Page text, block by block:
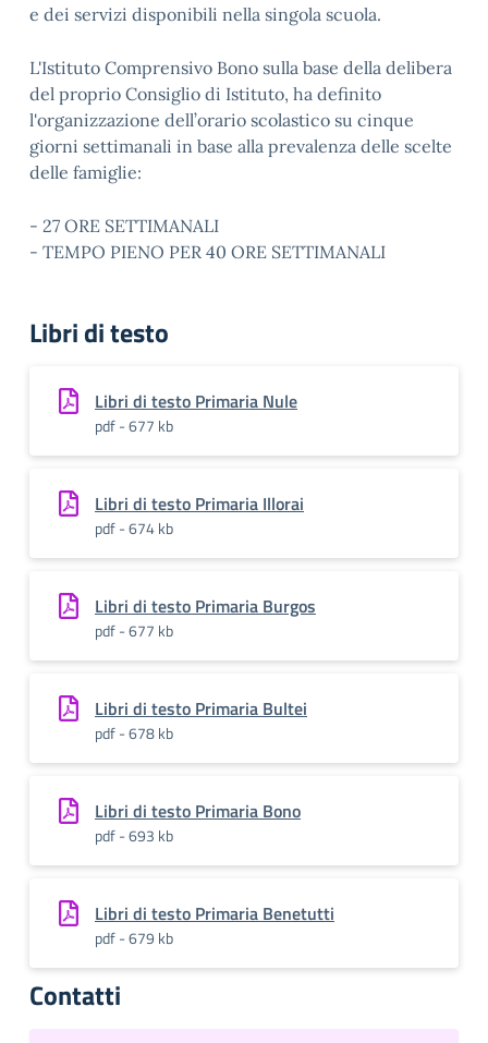
e dei servizi disponibili nella singola scuola.
L'Istituto Comprensivo Bono sulla base della delibera
del proprio Consiglio di Istituto, ha definito
l'organizzazione dell’orario scolastico su cinque
giorni settimanali in base alla prevalenza delle scelte
delle famiglie:
- 27 ORE SETTIMANALI
- TEMPO PIENO PER 40 ORE SETTIMANALI
Libri di testo
Libri di testo Primaria Nule
pdf - 677 kb
Libri di testo Primaria Illorai
pdf - 674 kb
Libri di testo Primaria Burgos
pdf - 677 kb
Libri di testo Primaria Bultei
pdf - 678 kb
Libri di testo Primaria Bono
pdf - 693 kb
Libri di testo Primaria Benetutti
pdf - 679 kb
Contatti